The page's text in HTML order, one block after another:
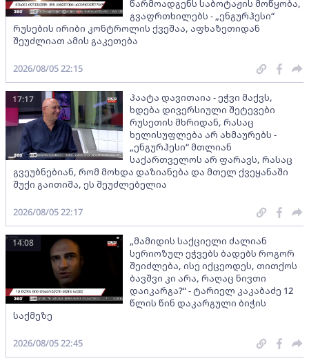
წარმოადგენს საბოტაჟის მოწყობა,
გვაფრთხილებს - „ენგურჰესი“
რუსების ირიბი კონტროლის ქვეშაა, აფხაზეთიდან
შეუძლიათ ამის გაკეთება
2026/08/05 22:15
პაატა დავითაია - ეჭვი მაქვს,
ხდება დივერსიული შეტევები
რუსეთის მხრიდან, რასაც
ხელისუფლება არ ახმაურებს -
„ენგურჰესი“ მთლიან
საქართველოს არ ფარავს, რასაც
გვეუბნებიან, რომ მოხდა დაზიანება და მთელ ქვეყანაში
შუქი გაითიშა, ეს შეუძლებელია
17:17
2026/08/05 22:17
„მამიდის საქციელი ძალიან
სერიოზულ ეჭვებს ბადებს როგორ
შეიძლება, ისე იქცეოდეს, თითქოს
ბავშვი კი არა, რაღაც ნივთი
დაიკარგა?“ - ტარიელ კაკაბაძე 12
წლის წინ დაკარგული ბიჭის
საქმეზე
14:08
2026/08/05 22:45